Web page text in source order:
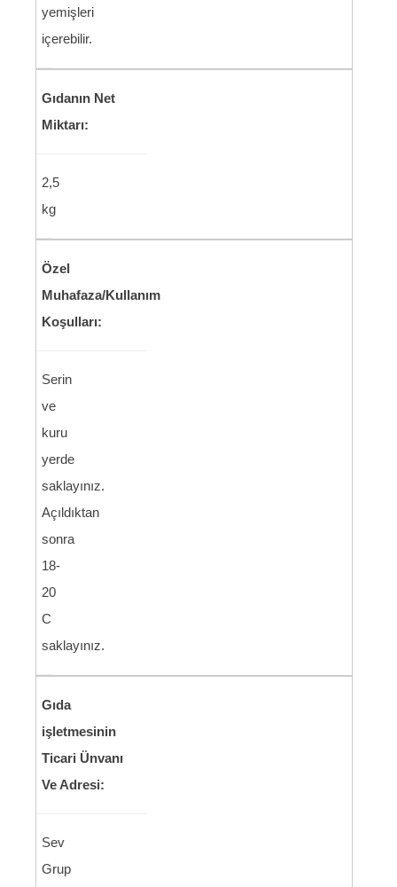
yemişleri
içerebilir.
Gıdanın Net
Miktarı:
2,5
kg
Özel
Muhafaza/Kullanım
Koşulları:
Serin
ve
kuru
yerde
saklayınız.
Açıldıktan
sonra
18-
20
C
saklayınız.
Gıda
işletmesinin
Ticari Ünvanı
Ve Adresi:
Sev
Grup